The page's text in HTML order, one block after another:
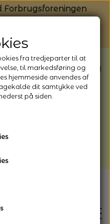
Forbrugsforeningen
har ferielukket* fra
sender hele
at der kan være lidt
fra tredjeparter til at
til markedsføring og
hjemmeside anvendes af
dit samtykke ved
på siden.